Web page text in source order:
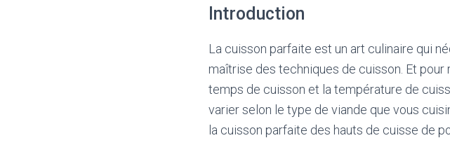
Introduction
La cuisson parfaite est un art culinaire qui
maîtrise des techniques de cuisson. Et
temps de cuisson et la température de
varier selon le type de viande que vous
la cuisson parfaite des hauts de cuisse de